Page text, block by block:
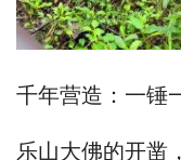
千年营造：一锤
乐山大佛的开凿